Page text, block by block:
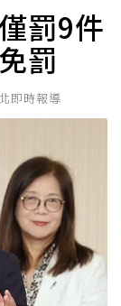
罰9件
罰
即時報導